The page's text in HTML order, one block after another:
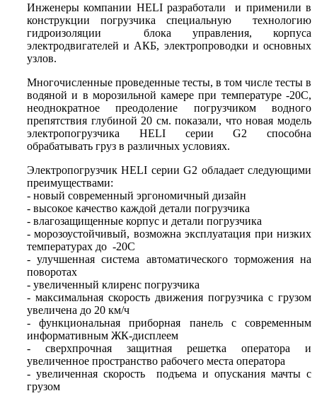
Инженеры компании HELI разработали и применили в
конструкции погрузчика специальную технологию
гидроизоляции блока управления, корпуса
электродвигателей и АКБ, электропроводки и основных
узлов.
Многочисленные проведенные тесты, в том числе тесты в
водяной и в морозильной камере при температуре -20С,
неоднократное преодоление погрузчиком водного
препятствия глубиной 20 см. показали, что новая модель
электропогрузчика HELI серии G2 способна
обрабатывать груз в различных условиях.
Электропогрузчик HELI серии G2 обладает следующими
преимуществами:
- новый современный эргономичный дизайн
- высокое качество каждой детали погрузчика
- влагозащищенные корпус и детали погрузчика
- морозоустойчивый, возможна эксплуатация при низких
температурах до -20С
- улучшенная система автоматического торможения на
поворотах
- увеличенный клиренс погрузчика
- максимальная скорость движения погрузчика с грузом
увеличена до 20 км/ч
- функциональная приборная панель с современным
информативным ЖК-дисплеем
- сверхпрочная защитная решетка оператора и
увеличенное пространство рабочего места оператора
- увеличенная скорость подъема и опускания мачты с
грузом